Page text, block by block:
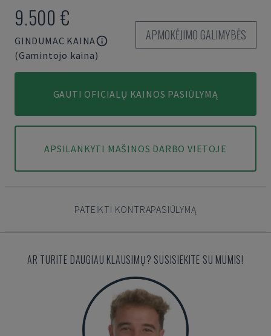
9.500 €
GINDUMAC KAINA
(Gamintojo kaina)
APMOKĖJIMO GALIMYBĖS
GAUTI OFICIALŲ KAINOS PASIŪLYMĄ
APSILANKYTI MAŠINOS DARBO VIETOJE
PATEIKTI KONTRAPASIŪLYMĄ
AR TURITE DAUGIAU KLAUSIMŲ? SUSISIEKITE SU MUMIS!